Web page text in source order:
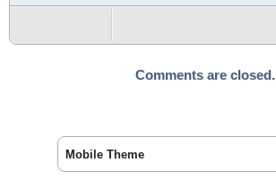
Comments are closed.
Mobile Theme